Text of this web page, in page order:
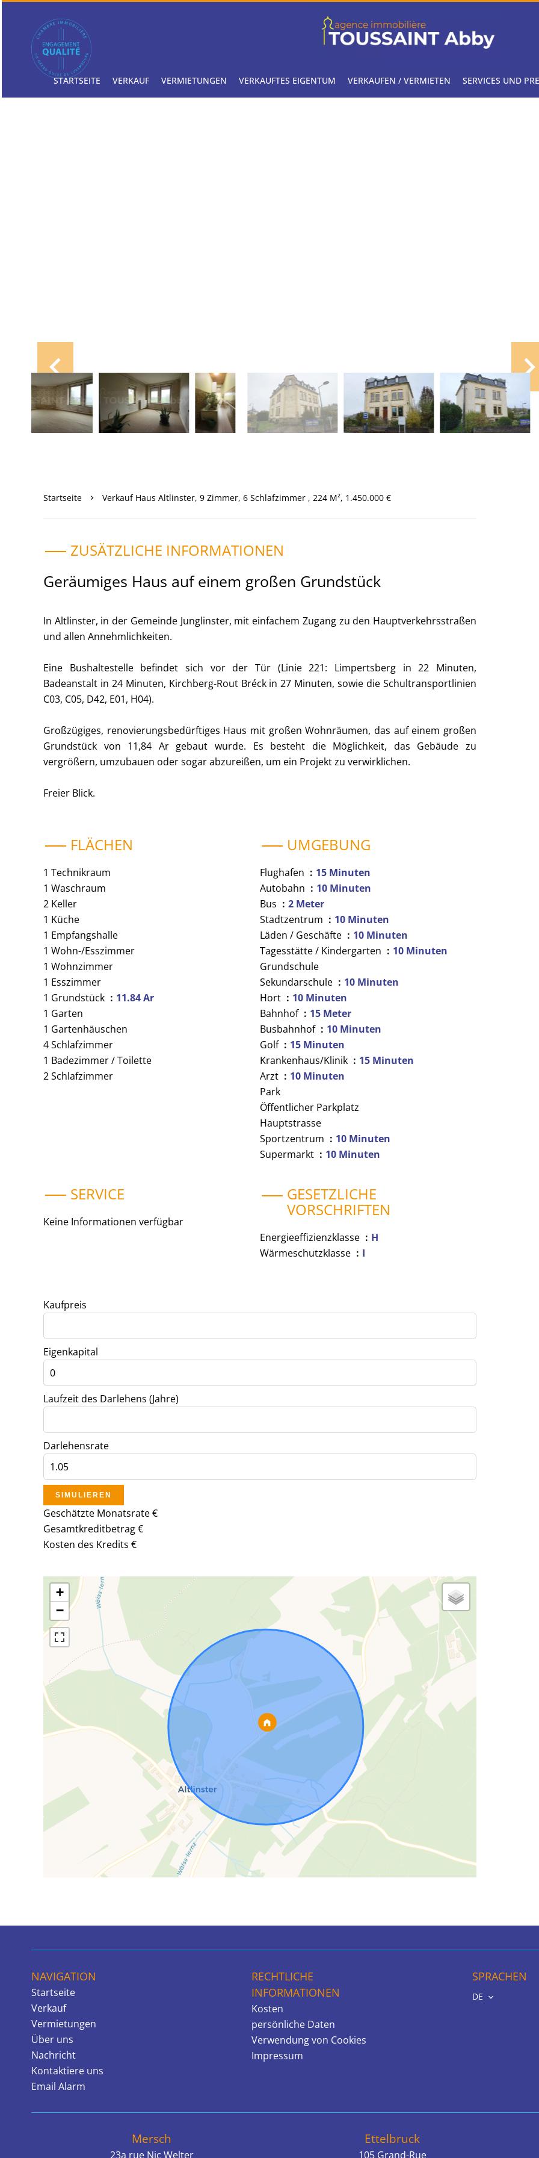
STARTSEITE VERKAUF VERMIETUNGEN VERKAUFTES EIGENTUM VERKAUFEN / VERMIETEN SERVICES UND
Startseite Verkauf Haus Altlinster, 9 Zimmer, 6 Schlafzimmer , 224 M², 1.450.000 €
ZUSÄTZLICHE INFORMATIONEN
Geräumiges Haus auf einem großen Grundstück
In Altlinster, in der Gemeinde Junglinster, mit einfachem Zugang zu den Hauptverkehrsstraßen
und allen Annehmlichkeiten.
Eine Bushaltestelle befindet sich vor der Tür (Linie 221: Limpertsberg in 22 Minuten,
Badeanstalt in 24 Minuten, Kirchberg-Rout Bréck in 27 Minuten, sowie die Schultransportlinien
C03, C05, D42, E01, H04).
Großzügiges, renovierungsbedürftiges Haus mit großen Wohnräumen, das auf einem großen
Grundstück von 11,84 Ar gebaut wurde. Es besteht die Möglichkeit, das Gebäude zu
vergrößern, umzubauen oder sogar abzureißen, um ein Projekt zu verwirklichen.
Freier Blick.
FLÄCHEN
1 Technikraum
1 Waschraum
2 Keller
1 Küche
1 Empfangshalle
1 Wohn-/Esszimmer
1 Wohnzimmer
1 Esszimmer
1 Grundstück
11.84 Ar
1 Garten
1 Gartenhäuschen
4 Schlafzimmer
1 Badezimmer / Toilette
2 Schlafzimmer
UMGEBUNG
Flughafen
15 Minuten
Autobahn
10 Minuten
Bus
2 Meter
Stadtzentrum
10 Minuten
Läden / Geschäfte
10 Minuten
Tagesstätte / Kindergarten
10 Minuten
Grundschule
Sekundarschule
10 Minuten
Hort
10 Minuten
Bahnhof
15 Meter
Busbahnhof
10 Minuten
Golf
15 Minuten
Krankenhaus/Klinik
15 Minuten
Arzt
10 Minuten
Park
Öffentlicher Parkplatz
Hauptstrasse
Sportzentrum
10 Minuten
Supermarkt
10 Minuten
SERVICE
Keine Informationen verfügbar
GESETZLICHE
VORSCHRIFTEN
Energieeffizienzklasse
H
Wärmeschutzklasse
I
Kaufpreis
Eigenkapital
Laufzeit des Darlehens (Jahre)
Darlehensrate
SIMULIEREN
Geschätzte Monatsrate€
Gesamtkreditbetrag€
Kosten des Kredits €
+
−
NAVIGATION
Startseite
Verkauf
Vermietungen
Über uns
Nachricht
Kontaktiere uns
Email Alarm
RECHTLICHE
INFORMATIONEN
Kosten
persönliche Daten
Verwendung von Cookies
Impressum
SPRACHEN
DE
Mersch
23a rue Nic Welter
Ettelbruck
105 Grand-Rue